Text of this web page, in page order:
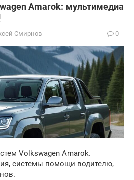
Amarok: мультимедиа
Смирнов 0
Volkswagen Amarok.
системы помощи водителю,